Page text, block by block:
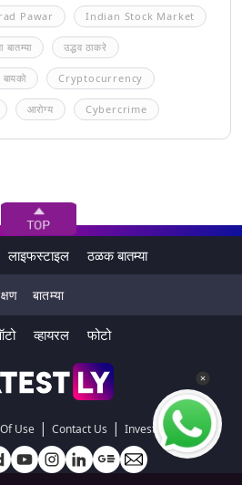
Pawar Indian Stock Market
बातम्या उद्धव ठाकरे
बायको Cryptocurrency
आरोग्य Cybercrime
लाइफस्टाइल ठळक बातम्या
बातम्या
व्हायरल फोटो
Use | Contact Us | Investors